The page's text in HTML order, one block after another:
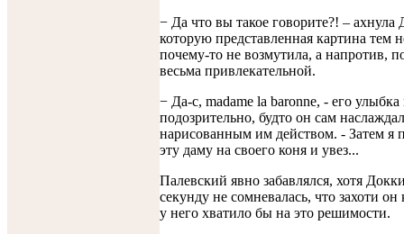
− Да что вы такое говорите?! – ахнула
которую представленная картина тем
почему-то не возмутила, а напротив,
весьма привлекательной.
− Да-с, madame la baronne, - его улыбка
подозрительно, будто он сам
нарисованным им действом. - Затем я
эту даму на своего коня и увез...
Палевский явно забавлялся, хотя
секунду не сомневалась, что захоти он
у него хватило бы на это решимости.